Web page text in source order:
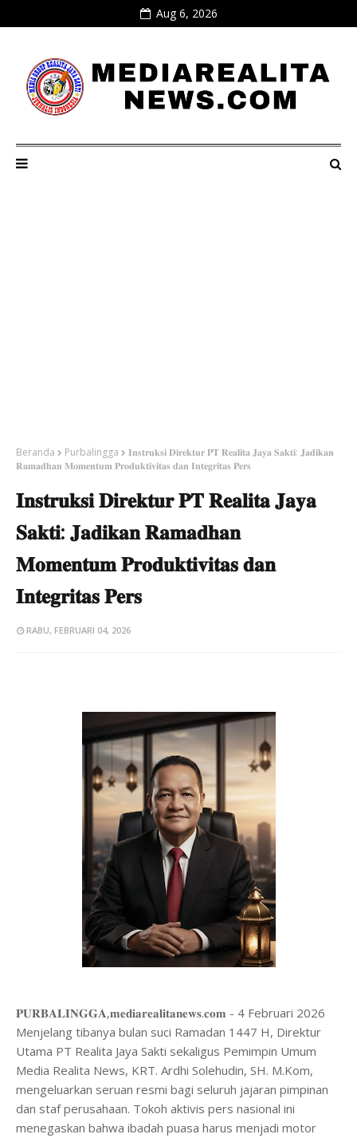
Aug 6, 2026
Beranda Purbalingga
​𝐈𝐧𝐬𝐭𝐫𝐮𝐤𝐬𝐢 𝐃𝐢𝐫𝐞𝐤𝐭𝐮𝐫 𝐏𝐓 𝐑𝐞𝐚𝐥𝐢𝐭𝐚 𝐉𝐚𝐲𝐚 𝐒𝐚𝐤𝐭𝐢: 𝐉𝐚𝐝𝐢𝐤𝐚𝐧
𝐑𝐚𝐦𝐚𝐝𝐡𝐚𝐧 𝐌𝐨𝐦𝐞𝐧𝐭𝐮𝐦 𝐏𝐫𝐨𝐝𝐮𝐤𝐭𝐢𝐯𝐢𝐭𝐚𝐬 𝐝𝐚𝐧 𝐈𝐧𝐭𝐞𝐠𝐫𝐢𝐭𝐚𝐬 𝐏𝐞𝐫𝐬
​𝐈𝐧𝐬𝐭𝐫𝐮𝐤𝐬𝐢 𝐃𝐢𝐫𝐞𝐤𝐭𝐮𝐫 𝐏𝐓 𝐑𝐞𝐚𝐥𝐢𝐭𝐚 𝐉𝐚𝐲𝐚
𝐒𝐚𝐤𝐭𝐢: 𝐉𝐚𝐝𝐢𝐤𝐚𝐧 𝐑𝐚𝐦𝐚𝐝𝐡𝐚𝐧
𝐌𝐨𝐦𝐞𝐧𝐭𝐮𝐦 𝐏𝐫𝐨𝐝𝐮𝐤𝐭𝐢𝐯𝐢𝐭𝐚𝐬 𝐝𝐚𝐧
𝐈𝐧𝐭𝐞𝐠𝐫𝐢𝐭𝐚𝐬 𝐏𝐞𝐫𝐬
RABU, FEBRUARI 04, 2026
​𝐏𝐔𝐑𝐁𝐀𝐋𝐈𝐍𝐆𝐆𝐀,𝐦𝐞𝐝𝐢𝐚𝐫𝐞𝐚𝐥𝐢𝐭𝐚𝐧𝐞𝐰𝐬.𝐜𝐨𝐦 - 4 Februari 2026
Menjelang tibanya bulan suci Ramadan 1447 H, Direktur
Utama PT Realita Jaya Sakti sekaligus Pemimpin Umum
Media Realita News, KRT. Ardhi Solehudin, SH. M.Kom,
mengeluarkan seruan resmi bagi seluruh jajaran pimpinan
dan staf perusahaan. Tokoh aktivis pers nasional ini
menegaskan bahwa ibadah puasa harus menjadi motor